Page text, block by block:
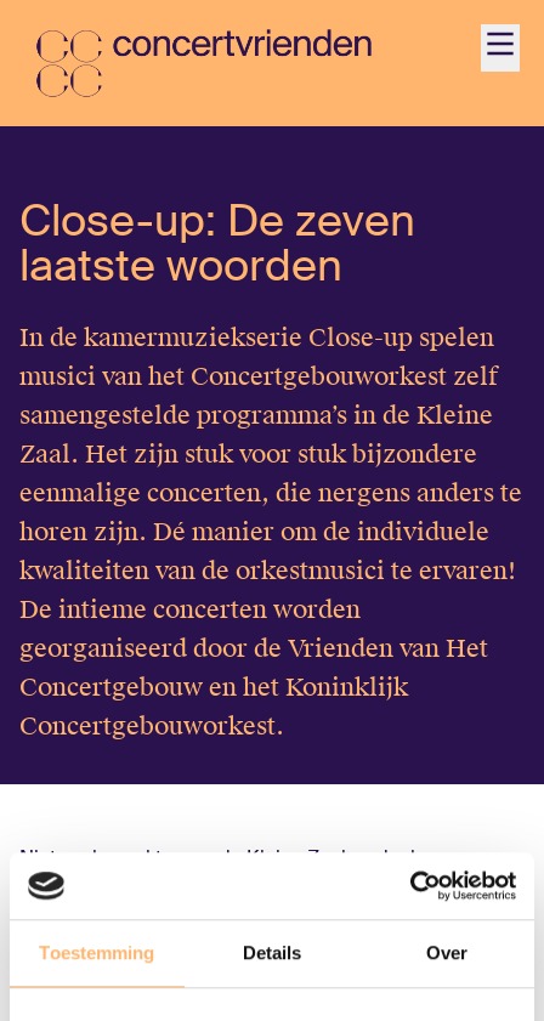
Toestemming Details Over
Activiteiten
Ontdek
Word Vriend
Contact
Jonger dan 35?
English
Login
Close-up: De zeven
laatste woorden
In de kamermuziekserie Close-up spelen
musici van het Concertgebouworkest zelf
samengestelde programma’s in de Kleine
Zaal. Het zijn stuk voor stuk bijzondere
eenmalige concerten, die nergens anders te
horen zijn. Dé manier om de individuele
kwaliteiten van de orkestmusici te ervaren!
De intieme concerten worden
georganiseerd door de Vrienden van Het
Concertgebouw en het Koninklijk
Concertgebouworkest.
Niet vaak maakten we de Kleine Zaal zo donker en
sfeervol mee als tijdens het Close-upconcert van 5
maart. Bij het schijnsel van subtiele lampjes speelden
vier strijkers van het Concertgebouworkest Joseph